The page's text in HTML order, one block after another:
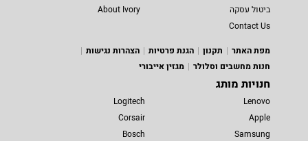
ביטול עסקה
About Ivory
Contact Us
מפת האתר
תקנון הגנת פרטיות
הצהרות נגישות
חנות מחשבים וסלולר
מגזין אייבורי
חנויות מותג
Lenovo
Apple
Samsung
Logitech
Corsair
Bosch